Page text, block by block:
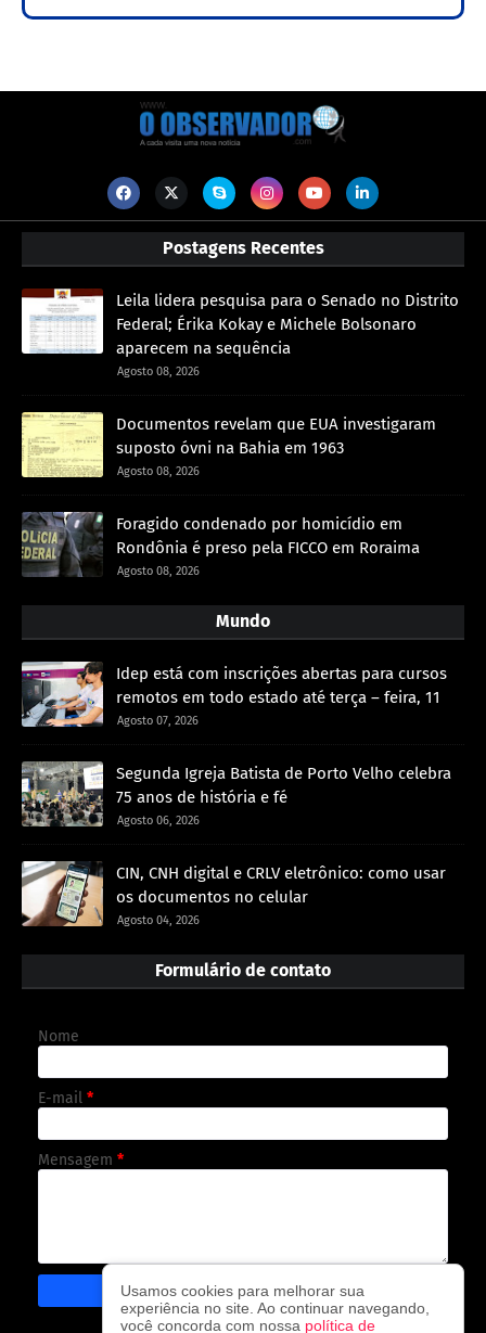
Postagens Recentes
Leila lidera pesquisa para o Senado no Distrito
Federal; Érika Kokay e Michele Bolsonaro
aparecem na sequência
Agosto 08, 2026
Documentos revelam que EUA investigaram
suposto óvni na Bahia em 1963
Agosto 08, 2026
Foragido condenado por homicídio em
Rondônia é preso pela FICCO em Roraima
Agosto 08, 2026
Mundo
Idep está com inscrições abertas para cursos
remotos em todo estado até terça – feira, 11
Agosto 07, 2026
Segunda Igreja Batista de Porto Velho celebra
75 anos de história e fé
Agosto 06, 2026
CIN, CNH digital e CRLV eletrônico: como usar
os documentos no celular
Agosto 04, 2026
Formulário de contato
Nome
E-mail *
Mensagem *
Usamos cookies para melhorar sua
experiência no site. Ao continuar navegando,
você concorda com nossa política de